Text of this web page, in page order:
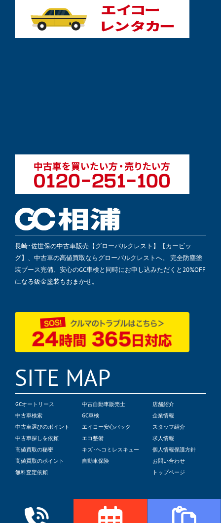
長崎･佐世保の中古車販売【グローバルクレスト】【カービッ
グ】、中古車の高値買取ならグローバルクレストへ。 完全防塵塗
装ブース完備、安心のGC車検と同時にお申し込みただくと20%OFF
になる鈑金塗装もおまかせ。
SITE MAP
GCオートリース
中古車検索
中古車選びのポイント
中古車探しを依頼
高値買取の秘密
高値買取のポイント
無料査定依頼
中古自動車販売士
GC車検
エイコー安心パック
エコ整備
キズ･ヘコミレスキュー
自動車保険
店舗紹介
企業情報
スタッフ紹介
求人情報
個人情報保護方針
お問い合わせ
トップページ